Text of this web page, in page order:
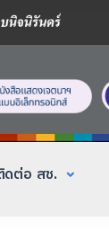
ดต่อ สช.